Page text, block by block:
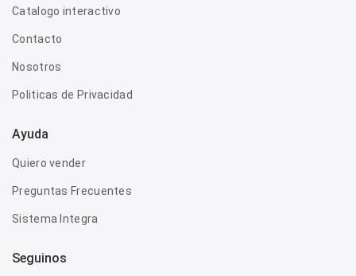
Catalogo interactivo
Contacto
Nosotros
Politicas de Privacidad
Ayuda
Quiero vender
Preguntas Frecuentes
Sistema Integra
Seguinos